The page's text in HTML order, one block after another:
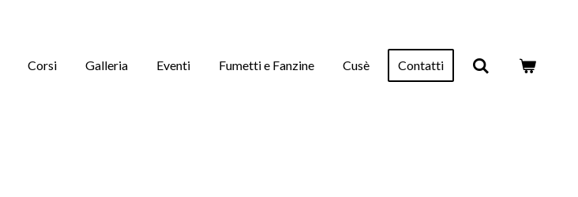
Corsi Galleria Eventi Fumetti e Fanzine Cusè Contatti